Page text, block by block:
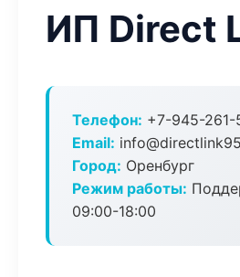
ИП Direct
Телефон: +7-945-261-
Email:
Город: Оренбург
Режим работы:
09:00-18:00